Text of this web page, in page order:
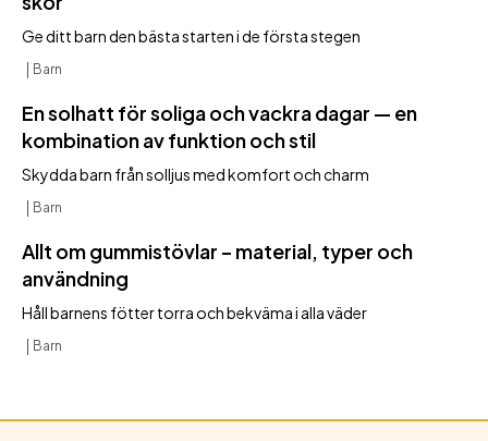
Ge ditt barn den bästa starten i de första stegen
Barn
En solhatt för soliga och vackra dagar — en
kombination av funktion och stil
Skydda barn från solljus med komfort och charm
Barn
Allt om gummistövlar – material, typer och
användning
Håll barnens fötter torra och bekväma i alla väder
Barn